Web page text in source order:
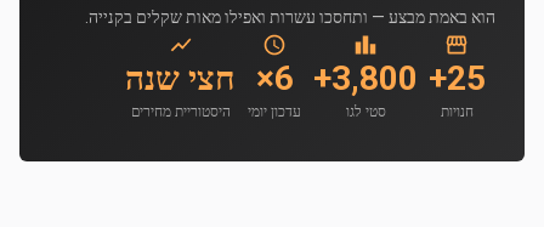
הוא באמת מבצע — ותחסכו עשרות ואפילו מאות שקלים בקנייה.
25+
חנויות
3,800+
סטי לגו
6×
עדכון יומי
חצי שנה
היסטוריית מחירים